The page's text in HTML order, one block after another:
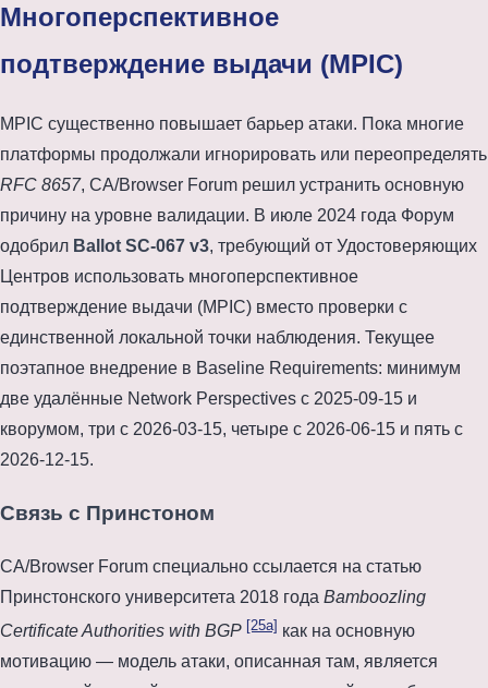
Многоперспективное
подтверждение выдачи (MPIC)
MPIC существенно повышает барьер атаки. Пока многие
платформы продолжали игнорировать или переопределять
RFC 8657, CA/Browser Forum решил устранить основную
причину на уровне валидации. В июле 2024 года Форум
одобрил Ballot SC-067 v3, требующий от Удостоверяющих
Центров использовать многоперспективное
подтверждение выдачи (MPIC) вместо проверки с
единственной локальной точки наблюдения. Текущее
поэтапное внедрение в Baseline Requirements: минимум
две удалённые Network Perspectives с 2025-09-15 и
кворумом, три с 2026-03-15, четыре с 2026-06-15 и пять с
2026-12-15.
Связь с Принстоном
CA/Browser Forum специально ссылается на статью
Принстонского университета 2018 года Bamboozling
Certificate Authorities with BGP [25a] как на основную
мотивацию — модель атаки, описанная там, является